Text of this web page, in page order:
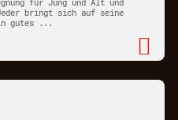
bringt sich auf seine
gutes ...